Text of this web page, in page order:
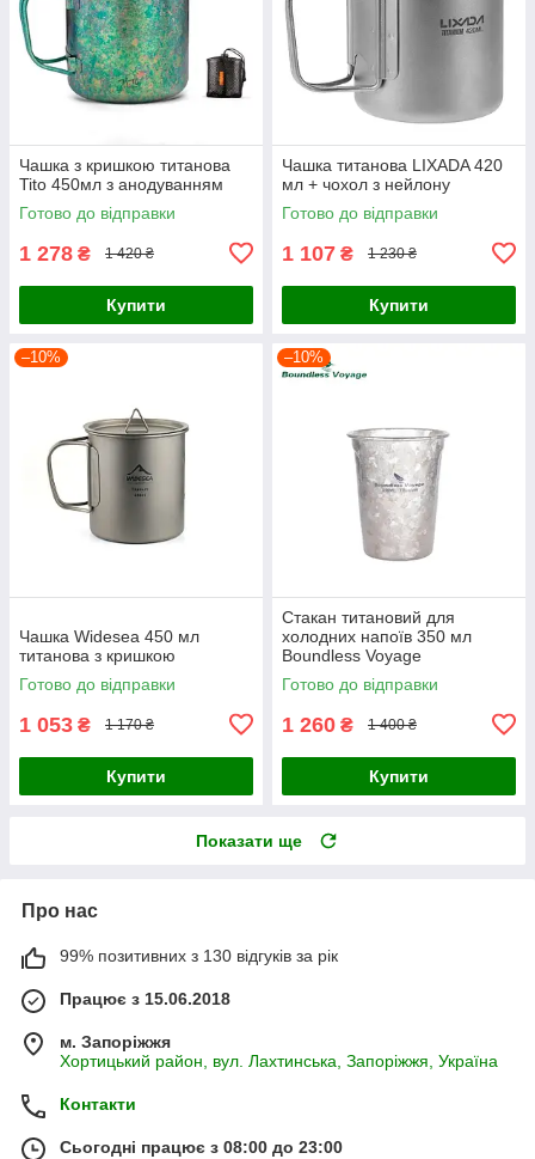
Чашка з кришкою титанова
Tito 450мл з анодуванням
Готово до відправки
1 278 ₴ 1 420 ₴
Купити
Чашка титанова LIXADA 420
мл + чохол з нейлону
Готово до відправки
1 107 ₴ 1 230 ₴
Купити
–10%
Чашка Widesea 450 мл
титанова з кришкою
Готово до відправки
1 053 ₴ 1 170 ₴
Купити
–10%
Стакан титановий для
холодних напоїв 350 мл
Boundless Voyage
Готово до відправки
1 260 ₴ 1 400 ₴
Купити
Показати ще
Про нас
99% позитивних з 130 відгуків за рік
Працює з 15.06.2018
м. Запоріжжя
Хортицький район, вул. Лахтинська, Запоріжжя, Україна
Контакти
Сьогодні працює з 08:00 до 23:00